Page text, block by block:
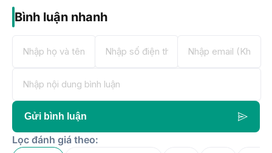
Bình luận nhanh
Gửi bình luận
Lọc đánh giá theo: